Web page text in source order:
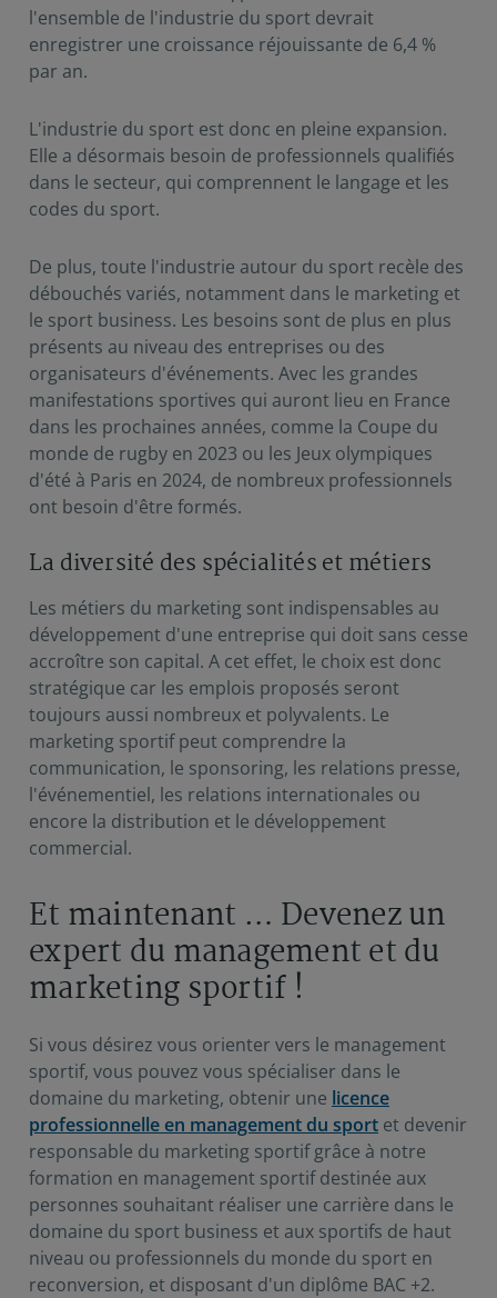
l'ensemble de l'industrie du sport devrait
enregistrer une croissance réjouissante de 6,4 %
par an.
L'industrie du sport est donc en pleine expansion.
Elle a désormais besoin de professionnels qualifiés
dans le secteur, qui comprennent le langage et les
codes du sport.
De plus, toute l'industrie autour du sport recèle des
débouchés variés, notamment dans le marketing et
le sport business. Les besoins sont de plus en plus
présents au niveau des entreprises ou des
organisateurs d'événements. Avec les grandes
manifestations sportives qui auront lieu en France
dans les prochaines années, comme la Coupe du
monde de rugby en 2023 ou les Jeux olympiques
d'été à Paris en 2024, de nombreux professionnels
ont besoin d'être formés.
La diversité des spécialités et métiers
Les métiers du marketing sont indispensables au
développement d'une entreprise qui doit sans cesse
accroître son capital. A cet effet, le choix est donc
stratégique car les emplois proposés seront
toujours aussi nombreux et polyvalents. Le
marketing sportif peut comprendre la
communication, le sponsoring, les relations presse,
l'événementiel, les relations internationales ou
encore la distribution et le développement
commercial.
Et maintenant … Devenez un
expert du management et du
marketing sportif !
Si vous désirez vous orienter vers le management
sportif, vous pouvez vous spécialiser dans le
domaine du marketing, obtenir une licence
professionnelle en management du sport et devenir
responsable du marketing sportif grâce à notre
formation en management sportif destinée aux
personnes souhaitant réaliser une carrière dans le
domaine du sport business et aux sportifs de haut
niveau ou professionnels du monde du sport en
reconversion, et disposant d'un diplôme BAC +2.